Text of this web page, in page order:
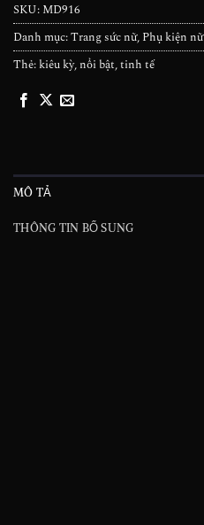
SKU: MD916
Danh mục:Trang sức nữ, Phụ kiện nữ
Thẻ:kiêu kỳ,nổi bật,tinh tế
MÔ TẢ
THÔNG TIN BỔ SUNG